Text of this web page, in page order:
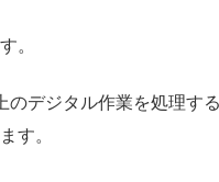
。
のデジタル作業を処理す
す。